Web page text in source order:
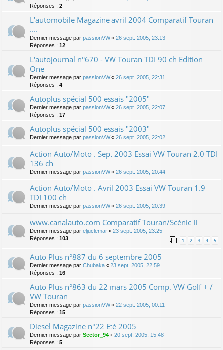
Réponses : 2
L'automobile Magazine avril 2004 Comparatif Touran
....
Dernier message par passionVW« 26 sept. 2005, 23:13
Réponses : 12
L'autojournal n°670 - VW Touran TDI 90 ch Edition
One
Dernier message par passionVW« 26 sept. 2005, 22:31
Réponses : 4
Autoplus spécial 500 essais "2005"
Dernier message par passionVW« 26 sept. 2005, 22:07
Réponses : 17
Autoplus spécial 500 essais "2003"
Dernier message par passionVW« 26 sept. 2005, 22:02
Action Auto/Moto . Sept 2003 Essai VW Touran 2.0 TDI
136 ch
Dernier message par passionVW« 26 sept. 2005, 20:44
Action Auto/Moto . Avril 2003 Essai VW Touran 1.9
TDI 100 ch
Dernier message par passionVW« 26 sept. 2005, 20:39
www.canalauto.com Comparatif Touran/Scénic II
Dernier message par eljuclemar « 23 sept. 2005, 23:25
Réponses : 103 1 2 3 4 5
Auto Plus n°887 du 6 septembre 2005
Dernier message par Chubaka « 23 sept. 2005, 22:59
Réponses : 16
Auto Plus n°863 du 22 mars 2005 Comp. VW Golf + /
VW Touran
Dernier message par passionVW« 22 sept. 2005, 00:11
Réponses : 15
Diesel Magazine n°22 Eté 2005
Dernier message par Sector_94 « 20 sept. 2005, 15:48
Réponses : 5